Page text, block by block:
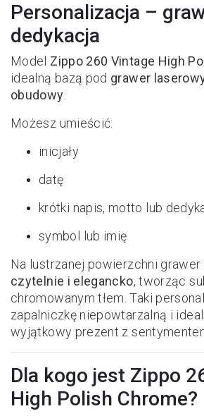
Personalizacja –
dedykacja
Model Zippo 260 Vintage High
idealną bazą pod grawer
obudowy.
Możesz umieścić:
inicjały
datę
krótki napis, motto lub
symbol lub imię
Na lustrzanej powierzchni
czytelnie i elegancko, tworząc
chromowanym tłem. Taki
zapalniczkę niepowtarzalną i
wyjątkowy prezent z
Dla kogo jest Zippo
High Polish Chrome?